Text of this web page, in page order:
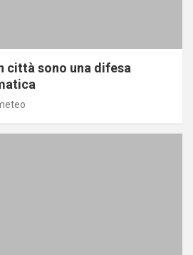
città sono una difesa